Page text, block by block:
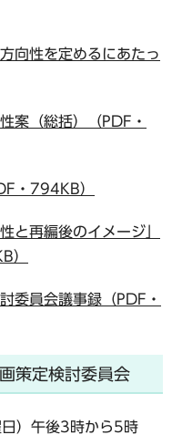
向性を定めるにあたっ
案（総括）（PDF・
・794KB）
と再編後のイメージ」
）
委員会議事録（PDF・
策定検討委員会
）午後3時から5時